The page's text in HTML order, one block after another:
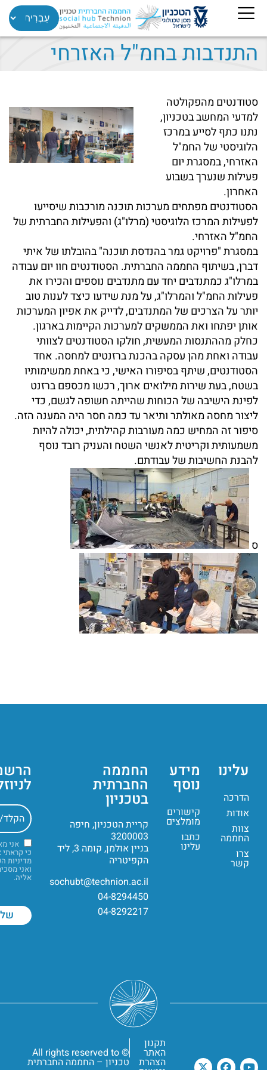
התנדבות בחמ"ל האזרחי
סטודנטים מהפקולטה
למדעי המחשב בטכניון,
נתנו כתף לסייע במרכז
הלוגיסטי של החמ"ל
האזרחי, במסגרת יום
פעילות שנערך בשבוע
האחרון.
הסטודנטים מפתחים מערכות תוכנה מורכבות שיסייעו
לפעילות המרכז הלוגיסטי (מרלו"ג) והפעילות החברתית של
החמ"ל האזרחי.
במסגרת "פרויקט גמר בהנדסת תוכנה" בהובלתו של איתי
דברן, בשיתוף החממה החברתית. הסטודנטים חוו יום עבודה
במרלו"ג כמתנדבים יחד עם מתנדבים נוספים והכירו את
פעילות החמ"ל והמרלו"ג, על מנת שידעו כיצד לענות טוב
יותר על הצרכים של המתנדבים, לדייק את אפיון המערכות
אותן יפתחו ואת הממשקים למערכות הקיימות בארגון.
כחלק מההתנסות המעשית, חולקו הסטודנטים לצוותי
עבודה ואחת מהן עסקה בהכנת ברזנטים למחסה. אחד
הסטודנטים, שיתף בסיפורו האישי, כי באחת ממשימותיו
בשטח, בעת שירות מילואים ארוך, רכשו מכספם ברזנט
לפינת הישיבה של הכוחות שהייתה חשופה לגשם, כדי
ליצור מחסה מאולתר ותיאר עד כמה חסר היה המענה הזה.
סיפור זה המחיש כמה מעורבות קהילתית, יכולה להיות
משמעותית וקריטית לאנשי השטח והעניק רובד נוסף
להבנת החשיבות של עבודתם.
ס
עלינו
הדרכה
אודות
צוות
החממה
צרו
קשר
מידע
נוסף
קישורים
מומלצים
כתבו
עלינו
החממה
החברתית
בטכניון
קריית הטכניון, חיפה
3200003
בניין אולמן, קומה 3, ליד
הקפיטריה
sochubt@technion.ac.il
04-8294450
04-8292217
אני
כי
מדיניות
ואני
אליה.
תקנון
האתר
הצהרת
© All rights reserved to
טכניון – החממה החברתית